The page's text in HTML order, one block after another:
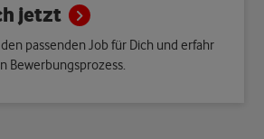
jetzt
passenden Job für Dich und erfahr
Bewerbungsprozess.